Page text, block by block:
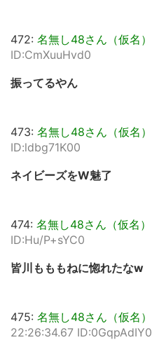
472: 名無し48さん（仮名）
ID:CmXuuHvd0
振ってるやん
473: 名無し48さん（仮名）
ID:ldbg71K00
ネイビーズをW魅了
474: 名無し48さん（仮名）
ID:Hu/P+sYC0
皆川もももねに惚れたなw
475: 名無し48さん（仮名）
22:26:34.67 ID:0GqpAdIY0